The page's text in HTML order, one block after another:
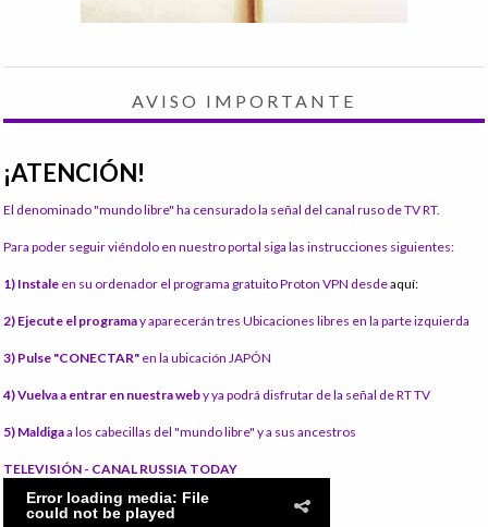
AVISO IMPORTANTE
¡ATENCIÓN!
El denominado "mundo libre" ha censurado la señal del canal ruso de TV RT.
Para poder seguir viéndolo en nuestro portal siga las instrucciones siguientes:
1) Instale en su ordenador el programa gratuito Proton VPN desdeaquí:
2) Ejecute el programay aparecerán tres Ubicaciones libres en la parte izquierda
3) Pulse "CONECTAR" en la ubicación JAPÓN
4) Vuelva a entrar en nuestra weby ya podrá disfrutar de la señal de RT TV
5) Maldigaa los cabecillas del "mundo libre" y a sus ancestros
TELEVISIÓN - CANAL RUSSIA TODAY